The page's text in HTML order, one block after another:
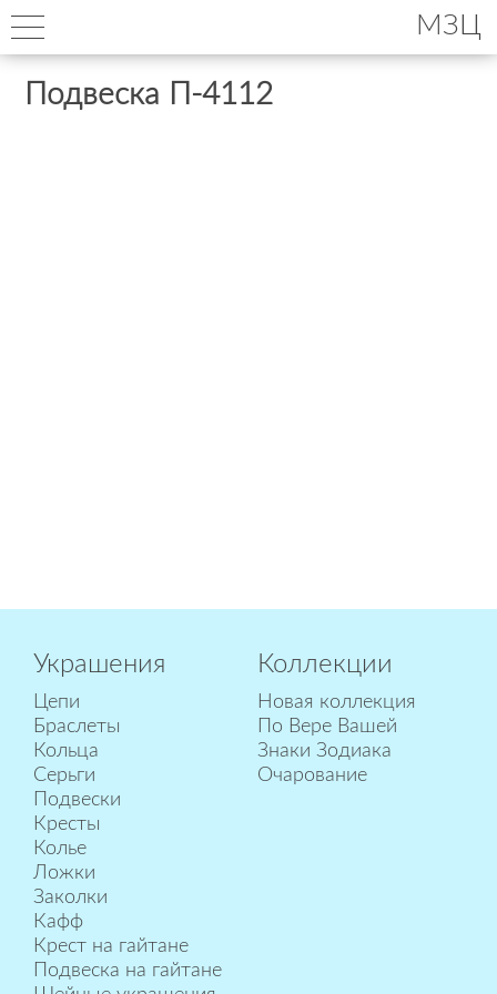
МЗЦ
Подвеска П-4112
Украшения
Цепи
Браслеты
Кольца
Серьги
Подвески
Кресты
Колье
Ложки
Заколки
Кафф
Крест на гайтане
Подвеска на гайтане
Коллекции
Новая коллекция
По Вере Вашей
Знаки Зодиака
Очарование